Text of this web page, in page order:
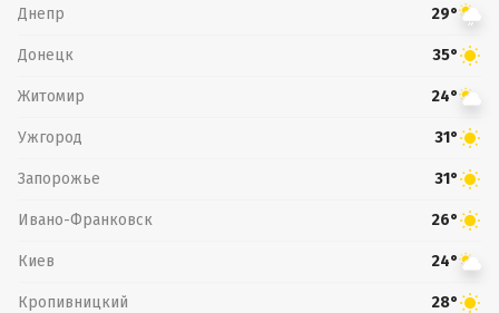
Днепр 29°
Донецк 35°
Житомир 24°
Ужгород 31°
Запорожье 31°
Ивано-Франковск 26°
Киев 24°
Кропивницкий 28°